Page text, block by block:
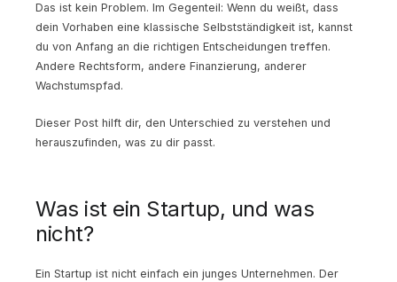
Das ist kein Problem. Im Gegenteil: Wenn du weißt, dass
dein Vorhaben eine klassische Selbstständigkeit ist, kannst
du von Anfang an die richtigen Entscheidungen treffen.
Andere Rechtsform, andere Finanzierung, anderer
Wachstumspfad.
Dieser Post hilft dir, den Unterschied zu verstehen und
herauszufinden, was zu dir passt.
Was ist ein Startup, und was
nicht?
Ein Startup ist nicht einfach ein junges Unternehmen. Der